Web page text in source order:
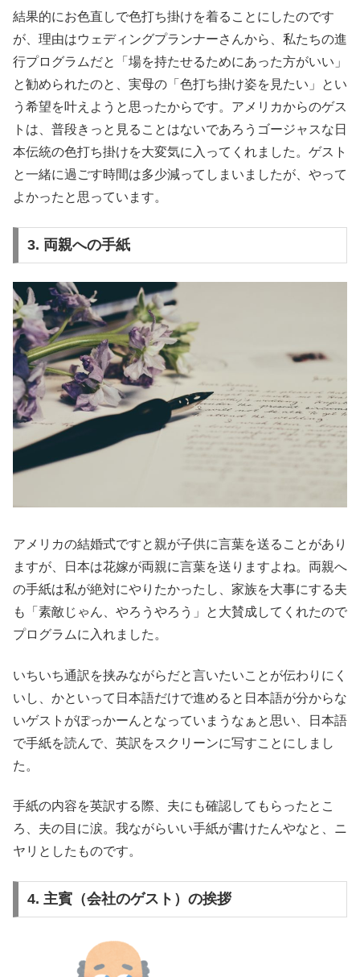
結果的にお色直しで色打ち掛けを着ることにしたのです
が、理由はウェディングプランナーさんから、私たちの進
行プログラムだと「場を持たせるためにあった方がいい」
と勧められたのと、実母の「色打ち掛け姿を見たい」とい
う希望を叶えようと思ったからです。アメリカからのゲス
トは、普段きっと見ることはないであろうゴージャスな日
本伝統の色打ち掛けを大変気に入ってくれました。ゲスト
と一緒に過ごす時間は多少減ってしまいましたが、やって
よかったと思っています。
3. 両親への手紙
アメリカの結婚式ですと親が子供に言葉を送ることがあり
ますが、日本は花嫁が両親に言葉を送りますよね。両親へ
の手紙は私が絶対にやりたかったし、家族を大事にする夫
も「素敵じゃん、やろうやろう」と大賛成してくれたので
プログラムに入れました。
いちいち通訳を挟みながらだと言いたいことが伝わりにく
いし、かといって日本語だけで進めると日本語が分からな
いゲストがぽっかーんとなっていまうなぁと思い、日本語
で手紙を読んで、英訳をスクリーンに写すことにしまし
た。
手紙の内容を英訳する際、夫にも確認してもらったとこ
ろ、夫の目に涙。我ながらいい手紙が書けたんやなと、ニ
ヤリとしたものです。
4. 主賓（会社のゲスト）の挨拶